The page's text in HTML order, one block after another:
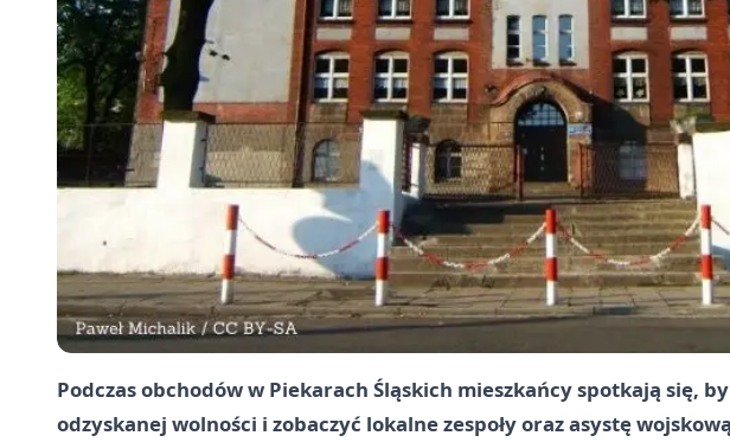
Podczas obchodów w Piekarach Śląskich mieszkańcy spotkają się,
odzyskanej wolności i zobaczyć lokalne zespoły oraz asystę